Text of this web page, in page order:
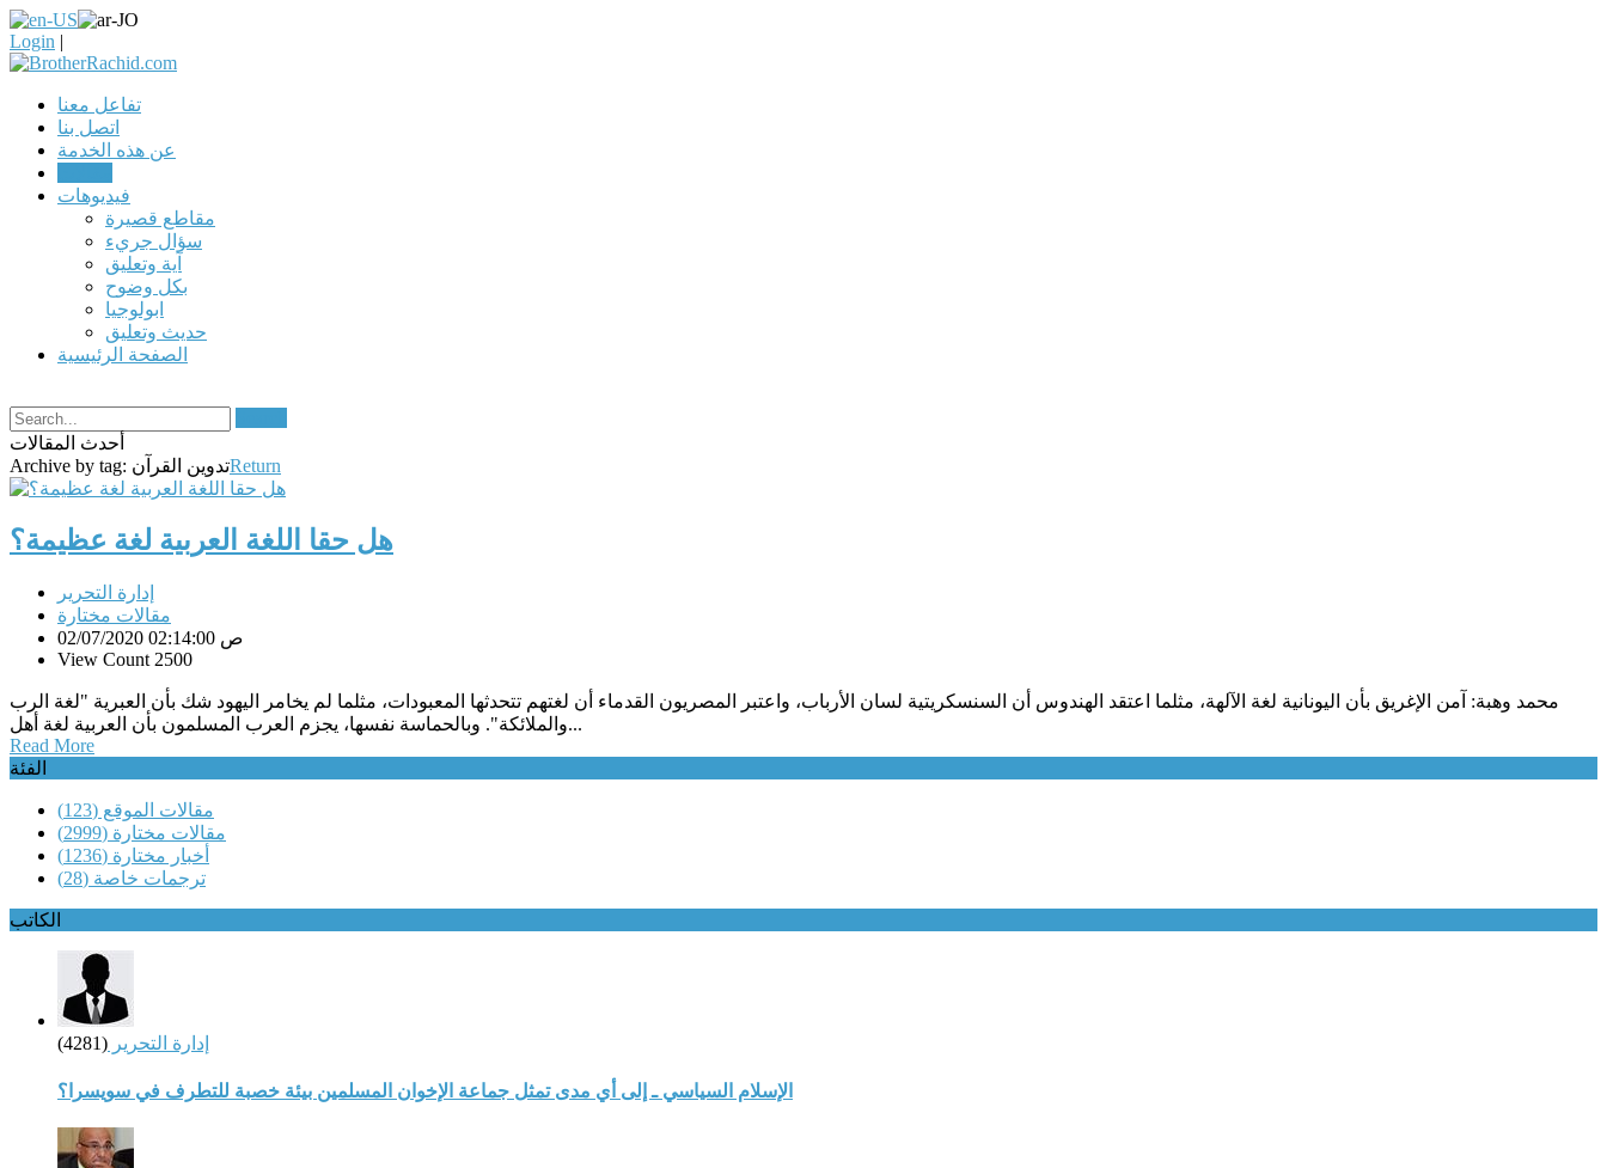
Login |
تفاعل معنا
اتصل بنا
عن هذه الخدمة
فيديوهات
مقاطع قصيرة
سؤال جريء
آية وتعليق
بكل وضوح
ابولوجيا
حديث وتعليق
الصفحة الرئيسية
أحدث المقالات
Archive by tag: تدوين القرآنReturn
هل حقا اللغة العربية لغة عظيمة؟
إدارة التحرير
مقالات مختارة
02/07/2020 02:14:00 ص
View Count 2500
محمد وهبة: آمن الإغريق بأن اليونانية لغة الآلهة، مثلما اعتقد الهندوس أن السنسكريتية لسان الأرباب، واعتبر المصريون القدماء أن لغتهم تتحدثها المعبودات، مثلما لم يخامر اليهود شك بأن العبرية "لغة الرب
والملائكة". وبالحماسة نفسها، يجزم العرب المسلمون بأن العربية لغة أهل...
Read More
الفئة
مقالات الموقع (123)
مقالات مختارة (2999)
أخبار مختارة (1236)
ترجمات خاصة (28)
الكاتب
إدارة التحرير (4281)
الإسلام السياسي ـ إلى أي مدى تمثل جماعة الإخوان المسلمين بيئة خصبة للتطرف في سويسرا؟